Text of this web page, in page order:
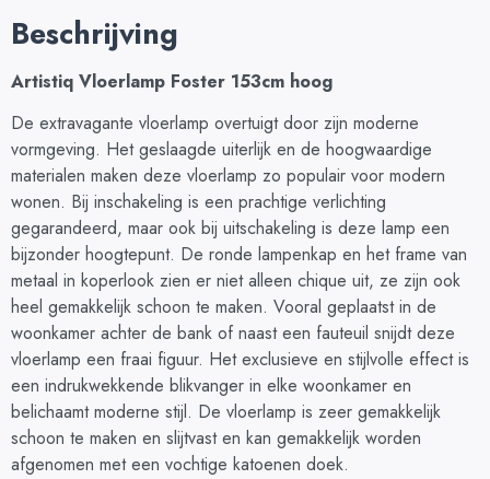
Beschrijving
Artistiq Vloerlamp Foster 153cm hoog
De extravagante vloerlamp overtuigt door zijn moderne
vormgeving. Het geslaagde uiterlijk en de hoogwaardige
materialen maken deze vloerlamp zo populair voor modern
wonen. Bij inschakeling is een prachtige verlichting
gegarandeerd, maar ook bij uitschakeling is deze lamp een
bijzonder hoogtepunt. De ronde lampenkap en het frame van
metaal in koperlook zien er niet alleen chique uit, ze zijn ook
heel gemakkelijk schoon te maken. Vooral geplaatst in de
woonkamer achter de bank of naast een fauteuil snijdt deze
vloerlamp een fraai figuur. Het exclusieve en stijlvolle effect is
een indrukwekkende blikvanger in elke woonkamer en
belichaamt moderne stijl. De vloerlamp is zeer gemakkelijk
schoon te maken en slijtvast en kan gemakkelijk worden
afgenomen met een vochtige katoenen doek.